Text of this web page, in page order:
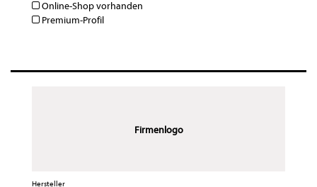
Online-Shop vorhanden
Premium-Profil
Firmenlogo
Hersteller